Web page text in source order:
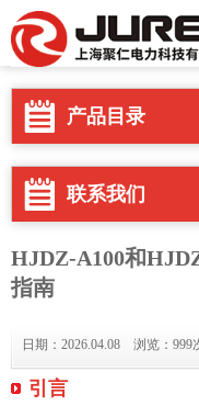
产品目录
联系我们
HJDZ-A100和
指南
日期：2026.04.08 浏览：
引言